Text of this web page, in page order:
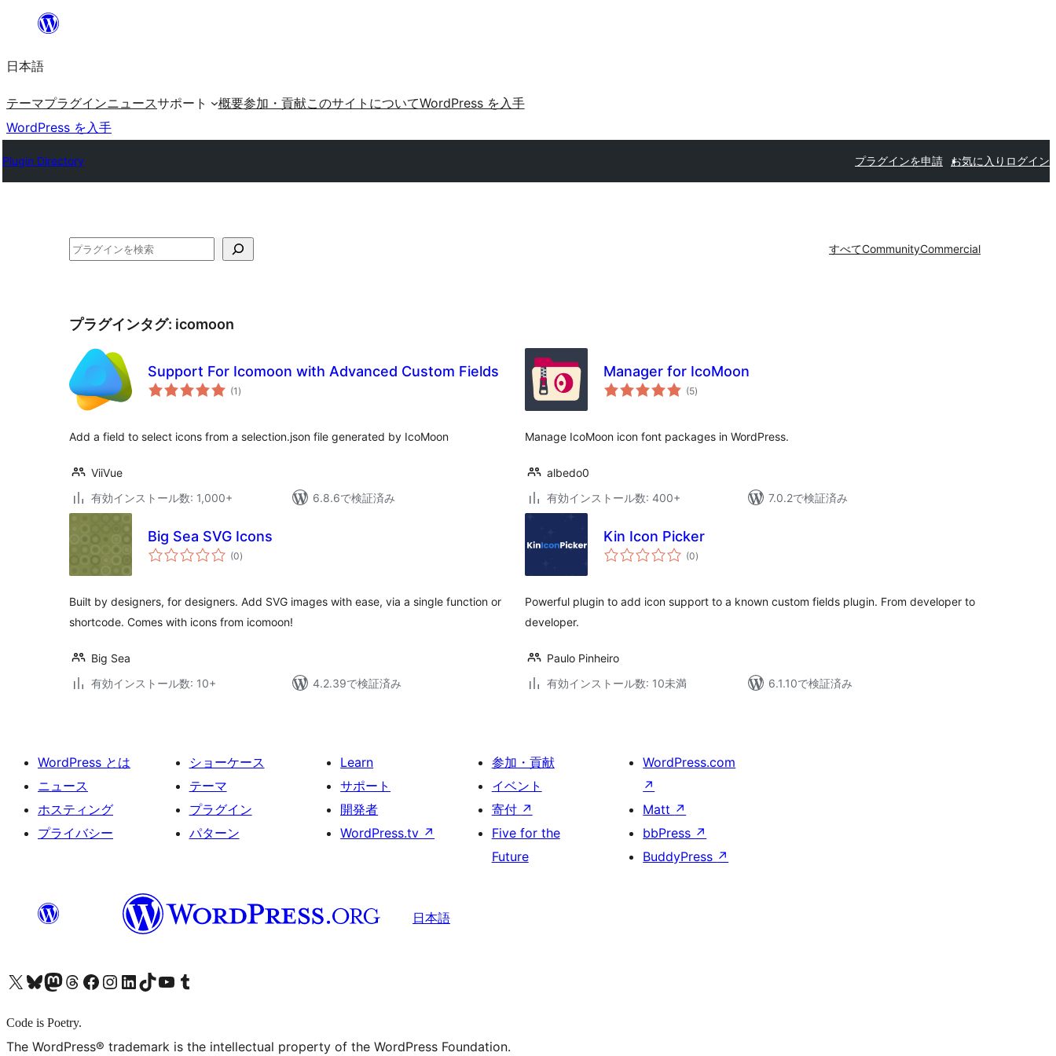
を
ッ
プ
日本語
テーマプラグインニュースサポート 概要参加・貢献このサイトについてWordPress を入手
WordPress を入手
Plugin Directory プラグインを申請 お気に入り ログイン
検
すべてCommunityCommercial
プラグインタグ: icomoon
Support For Icomoon with Advanced Custom Fields
(1 個
の)
Add a field to select icons from a selection.json file generated by IcoMoon
ViiVue
有効インストール数: 1,000+
6.8.6で検証済み
Manager for IcoMoon
(5個
の)
Manage IcoMoon icon font packages in WordPress.
albedo0
有効インストール数: 400+
7.0.2で検証済み
Big Sea SVG Icons
(0個
の)
Built by designers, for designers. Add SVG images with ease, via a single function or
shortcode. Comes with icons from icomoon!
Big Sea
有効インストール数: 10+
4.2.39で検証済み
Kin Icon Picker
(0個
の)
Powerful plugin to add icon support to a known custom fields plugin. From developer to
developer.
Paulo Pinheiro
有効インストール数: 10未満
6.1.10で検証済み
WordPress とは
ニュース
ホスティング
プライバシー
ショーケース
テーマ
プラグイン
パターン
Learn
サポート
開発者
WordPress.tv ↗
参加・貢献
イベント
寄付 ↗
Five for the
Future
WordPress.com
↗
Matt ↗
bbPress ↗
BuddyPress ↗
日本語
X (旧 Twitter) アカウントへBluesky アカウントへMastodon アカウントへThreads アカウントへ Facebook ページへInstagram アカウントへ LinkedIn アカウントへTikTok アカウントへYouTube チャンネルへ Tumblr アカウントへ
Code is Poetry.
The WordPress® trademark is the intellectual property of the WordPress Foundation.